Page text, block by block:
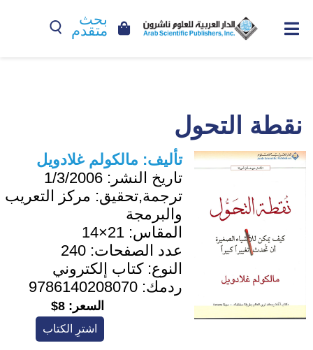
بحث
متقدم
نقطة التحول
تأليف: مالكولم غلادويل
تاريخ النشر: 1/3/2006
ترجمة,تحقيق: مركز التعريب
والبرمجة
المقاس: 21×14
عدد الصفحات: 240
النوع:كتاب إلكتروني
ردمك: 9786140208070
السعر: 8$
اشترِ الكتاب